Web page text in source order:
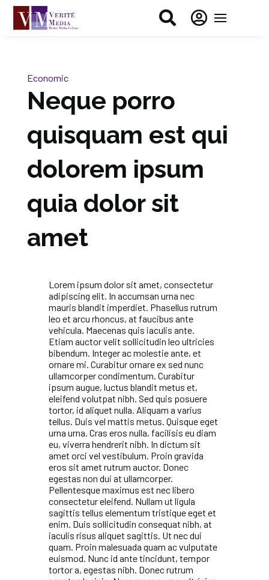
 
Economic
Neque porro
quisquam est qui
dolorem ipsum
quia dolor sit
amet
Lorem ipsum dolor sit amet, consectetur
adipiscing elit. In accumsan urna nec
mauris blandit imperdiet. Phasellus rutrum
leo et arcu rhoncus, at faucibus ante
vehicula. Maecenas quis iaculis ante.
Etiam auctor velit sollicitudin leo ultricies
bibendum. Integer ac molestie ante, et
ornare mi. Curabitur ornare ex sed nunc
ullamcorper condimentum. Curabitur
ipsum augue, luctus blandit metus et,
eleifend volutpat nibh. Sed quis posuere
tortor, id aliquet nulla. Aliquam a varius
tellus. Duis vel mattis metus. Quisque eget
urna urna. Cras eros nulla, facilisis eu diam
eu, viverra hendrerit nibh. In dictum sit
amet orci vel vestibulum. Proin gravida
eros sit amet rutrum auctor. Donec
egestas non dui at ullamcorper.
Pellentesque maximus est nec libero
consectetur eleifend. Nullam ut ligula
sagittis tellus elementum tristique eget et
enim. Duis sollicitudin consequat nibh, at
iaculis risus aliquet sagittis. Ut nec dui
quam. Proin malesuada quam ac vulputate
euismod. Nunc id ante tincidunt, tempor
tortor a, egestas nibh. Donec rutrum